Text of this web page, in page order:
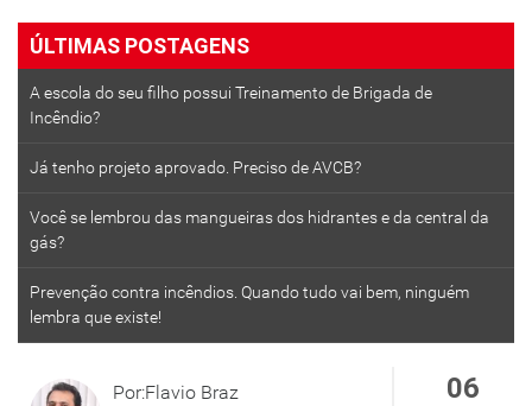
ÚLTIMAS POSTAGENS
A escola do seu filho possui Treinamento de Brigada de
Incêndio?
Já tenho projeto aprovado. Preciso de AVCB?
Você se lembrou das mangueiras dos hidrantes e da central da
gás?
Prevenção contra incêndios. Quando tudo vai bem, ninguém
lembra que existe!
Por:Flavio Braz 06